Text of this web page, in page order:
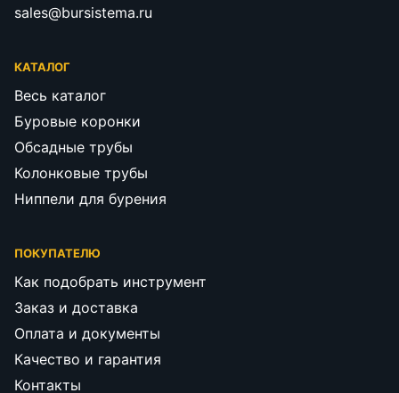
sales@bursistema.ru
КАТАЛОГ
Весь каталог
Буровые коронки
Обсадные трубы
Колонковые трубы
Ниппели для бурения
ПОКУПАТЕЛЮ
Как подобрать инструмент
Заказ и доставка
Оплата и документы
Качество и гарантия
Контакты